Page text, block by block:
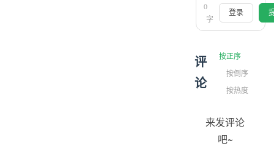
0
字
登录
评
论
按正序
按倒序
按热度
来发评论
吧~